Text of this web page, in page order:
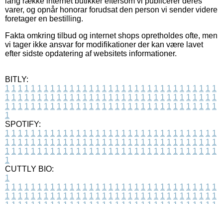
varer, og opnår honorar forudsat den person vi sender videre
foretager en bestilling.
Fakta omkring tilbud og internet shops opretholdes ofte, men
vi tager ikke ansvar for modifikationer der kan være lavet
efter sidste opdatering af websitets informationer.
BITLY:
1 1 1 1 1 1 1 1 1 1 1 1 1 1 1 1 1 1 1 1 1 1 1 1 1 1 1 1 1 1 1 1 1
1 1 1 1 1 1 1 1 1 1 1 1 1 1 1 1 1 1 1 1 1 1 1 1 1 1 1 1 1 1 1 1 1
1 1 1 1 1 1 1 1 1 1 1 1 1 1 1 1 1 1 1 1 1 1 1 1 1 1 1 1 1 1 1 1 1
1
SPOTIFY:
1 1 1 1 1 1 1 1 1 1 1 1 1 1 1 1 1 1 1 1 1 1 1 1 1 1 1 1 1 1 1 1 1
1 1 1 1 1 1 1 1 1 1 1 1 1 1 1 1 1 1 1 1 1 1 1 1 1 1 1 1 1 1 1 1 1
1 1 1 1 1 1 1 1 1 1 1 1 1 1 1 1 1 1 1 1 1 1 1 1 1 1 1 1 1 1 1 1 1
1
CUTTLY BIO:
1
1 1 1 1 1 1 1 1 1 1 1 1 1 1 1 1 1 1 1 1 1 1 1 1 1 1 1 1 1 1 1 1 1
1 1 1 1 1 1 1 1 1 1 1 1 1 1 1 1 1 1 1 1 1 1 1 1 1 1 1 1 1 1 1 1 1